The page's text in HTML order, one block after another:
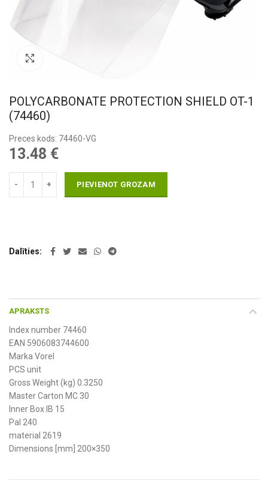
POLYCARBONATE PROTECTION SHIELD OT-1
(74460)
Preces kods: 74460-VG
13.48 €
PIEVIENOT GROZAM
Dalīties
APRAKSTS
Index number 74460
EAN 5906083744600
Marka Vorel
PCS unit
Gross Weight (kg) 0.3250
Master Carton MC 30
Inner Box IB 15
Pal 240
material 2619
Dimensions [mm] 200×350